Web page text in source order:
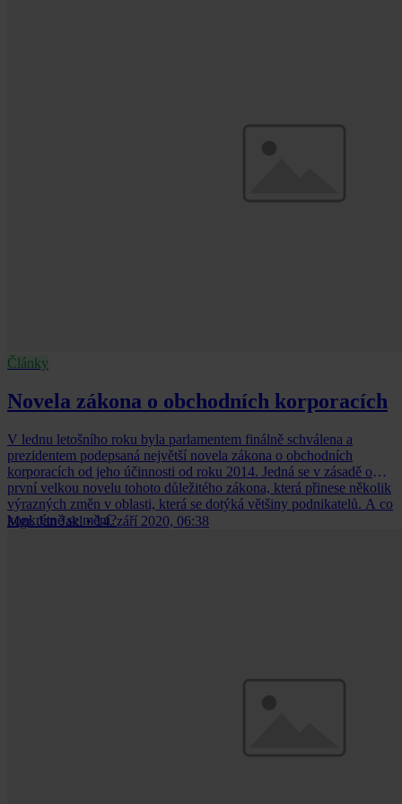
Články
Novela zákona o obchodních korporacích
V lednu letošního roku byla parlamentem finálně schválena a
prezidentem podepsaná největší novela zákona o obchodních
korporacích od jeho účinnosti od roku 2014. Jedná se v zásadě o
první velkou novelu tohoto důležitého zákona, která přinese několik
výrazných změn v oblasti, která se dotýká většiny podnikatelů. A co
konkrétně se mění?
Mgr. Jan Jakl • 14. září 2020, 06:38